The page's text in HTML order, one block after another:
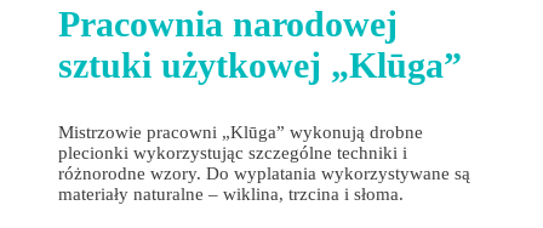
Pracownia narodowej
sztuki użytkowej „Klūga”
Mistrzowie pracowni „Klūga” wykonują drobne
plecionki wykorzystując szczególne techniki i
różnorodne wzory. Do wyplatania wykorzystywane są
materiały naturalne – wiklina, trzcina i słoma.